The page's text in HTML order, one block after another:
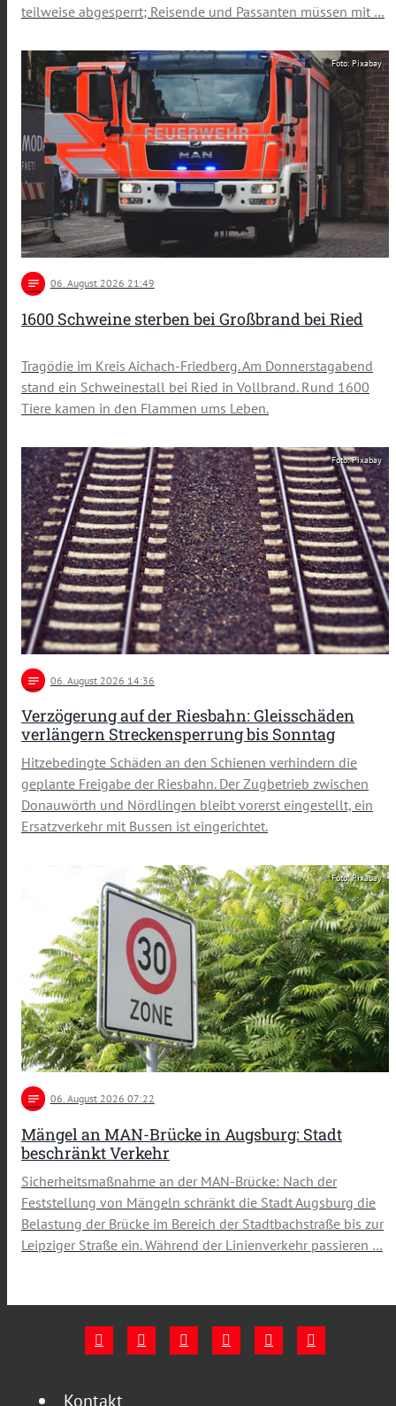
teilweise abgesperrt; Reisende und Passanten müssen mit …
Foto: Pixabay
notes 06. August 2026 21:49
1600 Schweine sterben bei Großbrand bei Ried
Tragödie im Kreis Aichach-Friedberg. Am Donnerstagabend
stand ein Schweinestall bei Ried in Vollbrand. Rund 1600
Tiere kamen in den Flammen ums Leben.
Foto: Pixabay
notes 06 . August 2026 14:36
Verzögerung auf der Riesbahn: Gleisschäden
verlängern Streckensperrung bis Sonntag
Hitzebedingte Schäden an den Schienen verhindern die
geplante Freigabe der Riesbahn. Der Zugbetrieb zwischen
Donauwörth und Nördlingen bleibt vorerst eingestellt, ein
Ersatzverkehr mit Bussen ist eingerichtet.
Foto: Pixabay
notes 06 . August 2026 07:22
Mängel an MAN-Brücke in Augsburg: Stadt
beschränkt Verkehr
Sicherheitsmaßnahme an der MAN-Brücke: Nach der
Feststellung von Mängeln schränkt die Stadt Augsburg die
Belastung der Brücke im Bereich der Stadtbachstraße bis zur
Leipziger Straße ein. Während der Linienverkehr passieren …
Kontakt